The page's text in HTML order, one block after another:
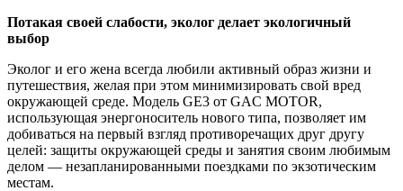
Потакая своей слабости, эколог делает экологичный
выбор
Эколог и его жена всегда любили активный образ жизни и
путешествия, желая при этом минимизировать свой вред
окружающей среде. Модель GE3 от GAC MOTOR,
использующая энергоноситель нового типа, позволяет им
добиваться на первый взгляд противоречащих друг другу
целей: защиты окружающей среды и занятия своим любимым
делом — незапланированными поездками по экзотическим
местам.